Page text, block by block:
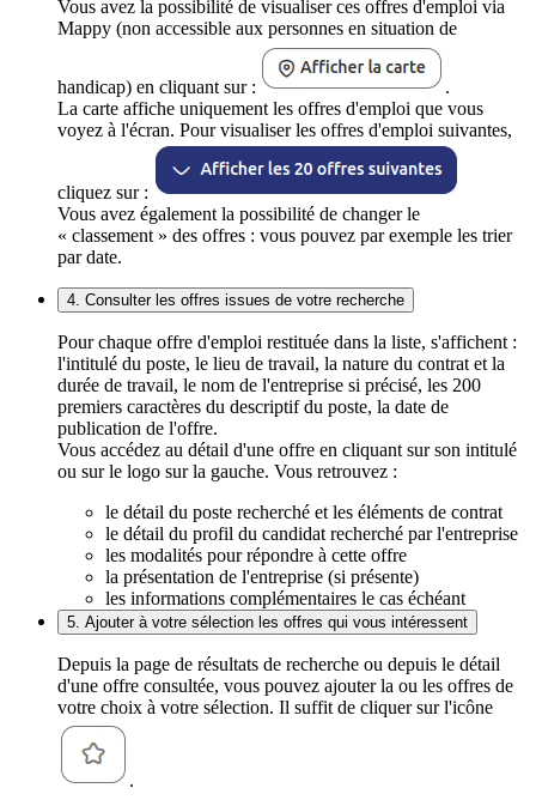
Vous avez la possibilité de visualiser ces offres d'emploi via
Mappy (non accessible aux personnes en situation de
handicap) en cliquant sur :
.
La carte affiche uniquement les offres d'emploi que vous
voyez à l'écran. Pour visualiser les offres d'emploi suivantes,
cliquez sur :
Vous avez également la possibilité de changer le
« classement » des offres : vous pouvez par exemple les trier
par date.
4. Consulter les offres issues de votre recherche
Pour chaque offre d'emploi restituée dans la liste, s'affichent :
l'intitulé du poste, le lieu de travail, la nature du contrat et la
durée de travail, le nom de l'entreprise si précisé, les 200
premiers caractères du descriptif du poste, la date de
publication de l'offre.
Vous accédez au détail d'une offre en cliquant sur son intitulé
ou sur le logo sur la gauche. Vous retrouvez :
le détail du poste recherché et les éléments de contrat
le détail du profil du candidat recherché par l'entreprise
les modalités pour répondre à cette offre
la présentation de l'entreprise (si présente)
les informations complémentaires le cas échéant
5. Ajouter à votre sélection les offres qui vous intéressent
Depuis la page de résultats de recherche ou depuis le détail
d'une offre consultée, vous pouvez ajouter la ou les offres de
votre choix à votre sélection. Il suffit de cliquer sur l'icône
.